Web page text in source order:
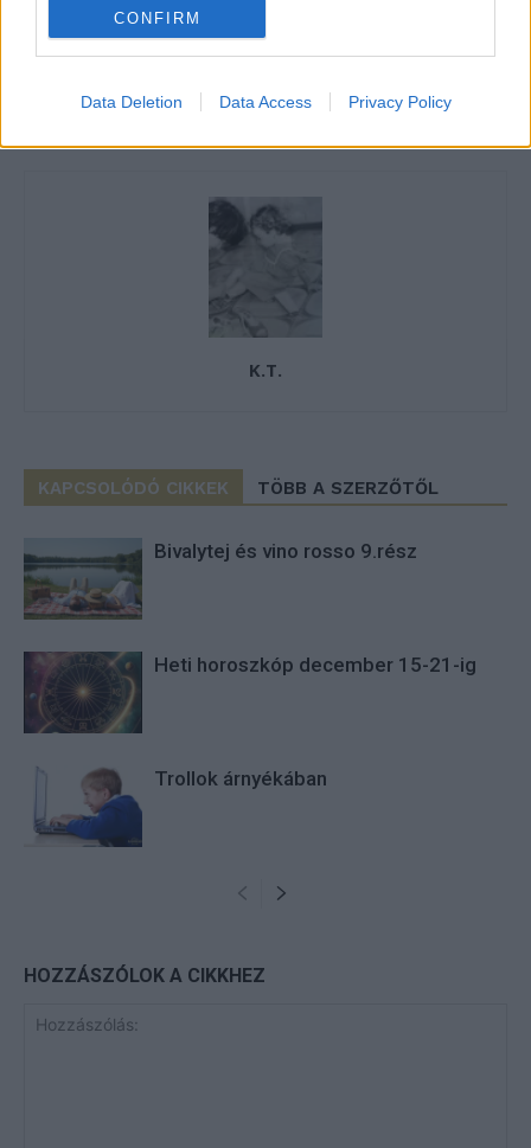
CONFIRM
Data Deletion Data Access Privacy Policy
K.T.
KAPCSOLÓDÓ CIKKEK TÖBB A SZERZŐTŐL
Bivalytej és vino rosso 9.rész
Heti horoszkóp december 15-21-ig
Trollok árnyékában
HOZZÁSZÓLOK A CIKKHEZ